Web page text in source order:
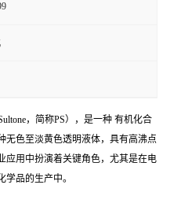
，简称PS），是一种 有机化合
无色至淡黄色透明液体，具有高沸点
应用中扮演着关键角色，尤其是在电
品的生产中。